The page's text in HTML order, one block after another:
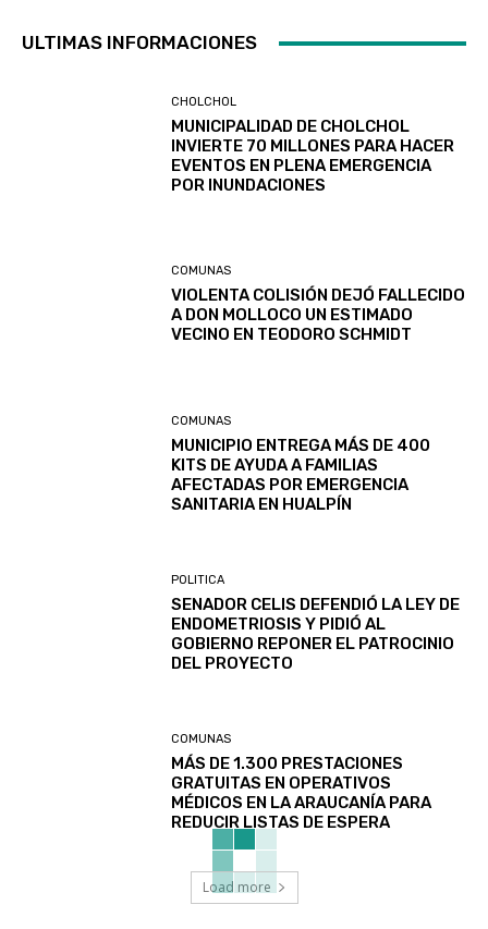
ULTIMAS INFORMACIONES
CHOLCHOL
MUNICIPALIDAD DE CHOLCHOL
INVIERTE 70 MILLONES PARA HACER
EVENTOS EN PLENA EMERGENCIA
POR INUNDACIONES
COMUNAS
VIOLENTA COLISIÓN DEJÓ FALLECIDO
A DON MOLLOCO UN ESTIMADO
VECINO EN TEODORO SCHMIDT
COMUNAS
MUNICIPIO ENTREGA MÁS DE 400
KITS DE AYUDA A FAMILIAS
AFECTADAS POR EMERGENCIA
SANITARIA EN HUALPÍN
POLITICA
SENADOR CELIS DEFENDIÓ LA LEY DE
ENDOMETRIOSIS Y PIDIÓ AL
GOBIERNO REPONER EL PATROCINIO
DEL PROYECTO
COMUNAS
MÁS DE 1.300 PRESTACIONES
GRATUITAS EN OPERATIVOS
MÉDICOS EN LA ARAUCANÍA PARA
REDUCIR LISTAS DE ESPERA
Load more